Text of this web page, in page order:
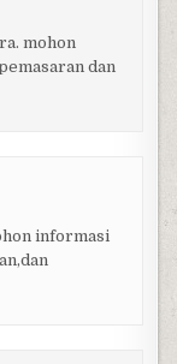
mohon
dan
informasi